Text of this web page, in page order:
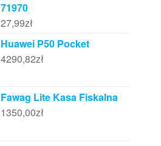
71970
27,99zł
Huawei P50 Pocket
4290,82zł
Fawag Lite Kasa Fiskalna
1350,00zł